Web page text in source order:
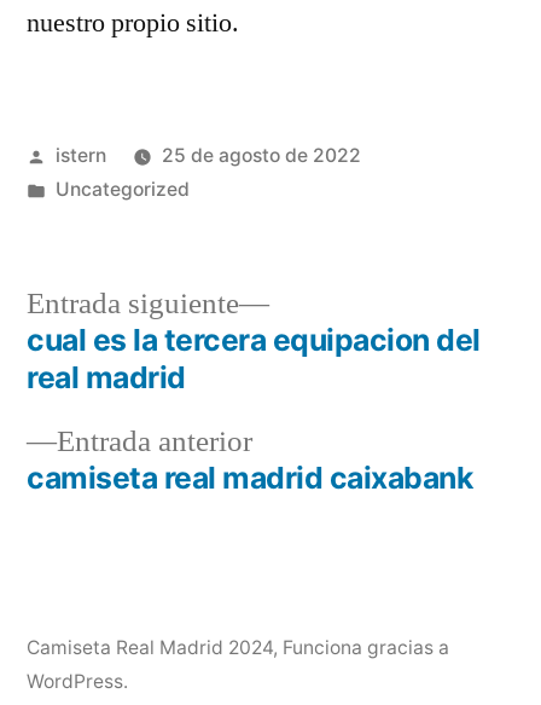
nuestro propio sitio.
Publicado
por
istern
25 de agosto de 2022
Publicado
Uncategorized
Navegación
entradas
Entrada anteriorEntrada
anterior:
camiseta real madrid caixabank
Entrada siguiente
Entrada
siguiente:
cual es la tercera equipacion del
real madrid
Camiseta Real Madrid 2024, Funciona gracias a
WordPress.